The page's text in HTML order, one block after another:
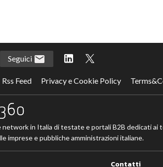
Seguici
Rss Feed Privacy e Cookie Policy
network in Italia di testate e portali B2B dedicati ai
imprese e pubbliche amministrazioni italiane.
Contatti